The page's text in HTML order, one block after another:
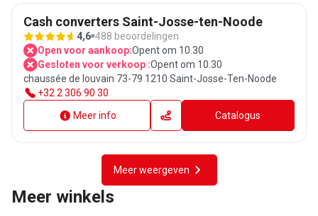
Cash converters Saint-Josse-ten-Noode
4,6 488 beoordelingen
Open voor aankoop:Opent om 10.30
Gesloten voor verkoop :Opent om 10.30
chaussée de louvain 73-79 1210 Saint-Josse-Ten-Noode
+32 2 306 90 30
Meer info
Catalogus
Meer weergeven
Meer winkels